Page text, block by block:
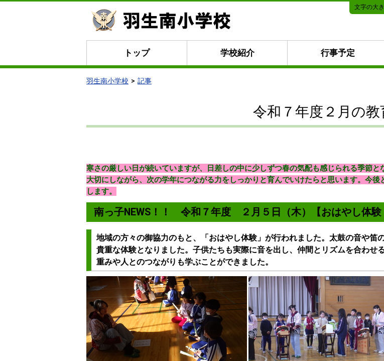
本
文
文字の大
トップ 学校紹介 行事予定
羽生南小学校 記事
令和７年度２月の教
寒さの厳しい日が続いていますが、日差しの中に少しずつ春の気配も感じられる季節
大切にしながら、次の学年につながる力をしっかりと育んでいけたらと思います。今
します。
南っ子NEWS！！ 令和７年度 ２月５日（木）【おはやし体験
地域の方々の御協力のもと、「おはやし体験」が行われました。太鼓の音や笛
貴重な体験となりました。子供たちも実際に音を出し、仲間とリズムを合わ
重みや人とのつながりも学ぶことができました。